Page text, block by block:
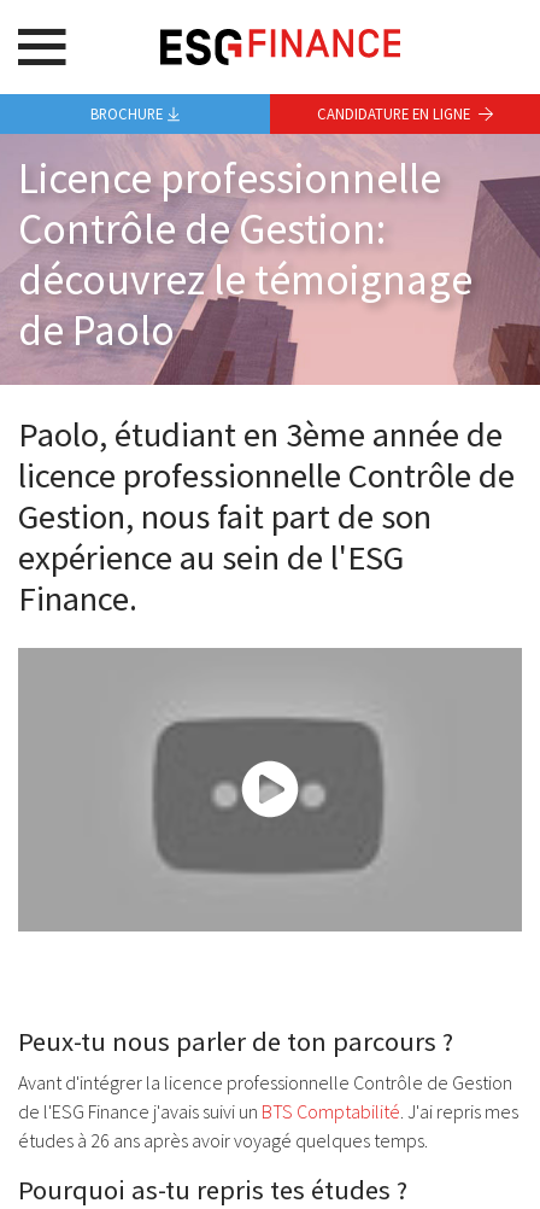
Licence professionnelle
Contrôle de Gestion:
découvrez le témoignage
de Paolo
Paolo, étudiant en 3ème année de
licence professionnelle Contrôle de
Gestion, nous fait part de son
expérience au sein de l'ESG
Finance.
Peux-tu nous parler de ton parcours ?
Avant d'intégrer la licence professionnelle Contrôle de Gestion
de l'ESG Finance j'avais suivi un BTS Comptabilité. J'ai repris mes
études à 26 ans après avoir voyagé quelques temps.
Pourquoi as-tu repris tes études ?
BROCHURE CANDIDATURE EN LIGNE